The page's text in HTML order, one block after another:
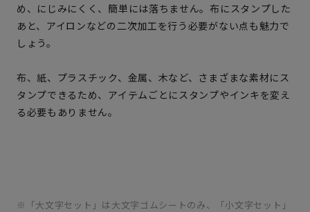
め、にじみにくく、簡単には落ちません。布にスタンプした
あと、アイロンなどの二次加工を行う必要がない点も魅力で
しょう。
布、紙、プラスチック、金属、木など、さまざまな素材にス
タンプできる ため、アイテムごとにスタンプやインキを変え
る必要もありません。
「大文字セット」は大文字ゴムシートのみ、「小文字セット」